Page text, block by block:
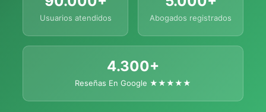
Usuarios atendidos Abogados registrados
4.300+
Reseñas En Google ★★★★★